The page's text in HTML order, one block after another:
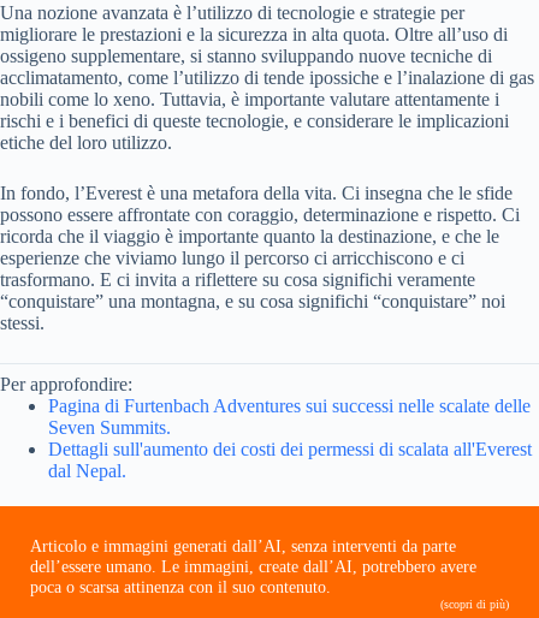
Una nozione avanzata è l’utilizzo di tecnologie e strategie per
migliorare le prestazioni e la sicurezza in alta quota. Oltre all’uso di
ossigeno supplementare, si stanno sviluppando nuove tecniche di
acclimatamento, come l’utilizzo di tende ipossiche e l’inalazione di gas
nobili come lo xeno. Tuttavia, è importante valutare attentamente i
rischi e i benefici di queste tecnologie, e considerare le implicazioni
etiche del loro utilizzo.
In fondo, l’Everest è una metafora della vita. Ci insegna che le sfide
possono essere affrontate con coraggio, determinazione e rispetto. Ci
ricorda che il viaggio è importante quanto la destinazione, e che le
esperienze che viviamo lungo il percorso ci arricchiscono e ci
trasformano. E ci invita a riflettere su cosa significhi veramente
“conquistare” una montagna, e su cosa significhi “conquistare” noi
stessi.
Per approfondire:
Pagina di Furtenbach Adventures sui successi nelle scalate delle
Seven Summits.
Dettagli sull'aumento dei costi dei permessi di scalata all'Everest
dal Nepal.
Articolo e immagini generati dall’AI, senza interventi da parte
dell’essere umano. Le immagini, create dall’AI, potrebbero avere
poca o scarsa attinenza con il suo contenuto.
(scopri di più)